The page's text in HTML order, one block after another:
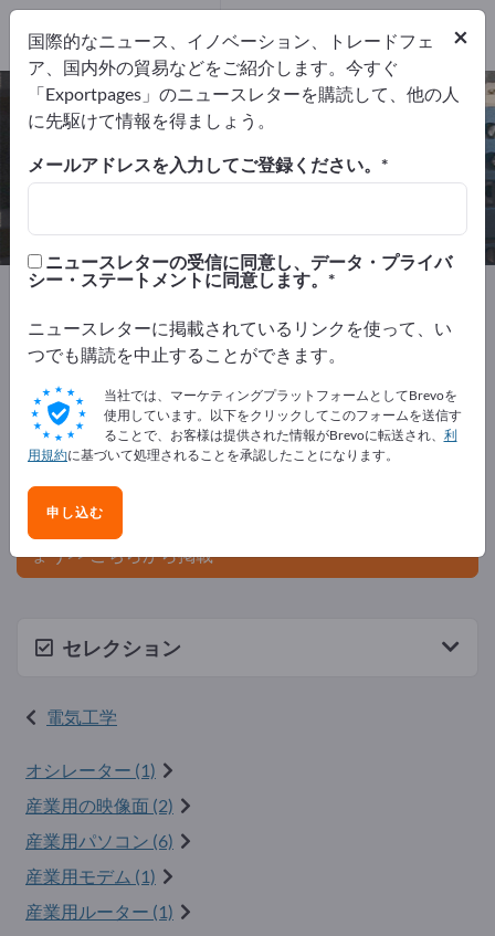
産業用電子工学 – メーカーとサプラ
イヤーを検索
メーカー9
代理店
Exportpages 電気工学 産業用電子工学
Exportpagesで無料で広告を掲載！
ニーズ – オファー – 中古品 – ビジネスコンタクト >> こ
こから始める
Exportpagesで貴社と製品を掲載し
ましょう。
今すぐサプライヤーとして登録し、認知度を高めまし
ょう>> こちらから掲載
セレクション
電気工学
オシレーター (1)
産業用の映像面 (2)
産業用パソコン (6)
産業用モデム (1)
産業用ルーター (1)
×
国際的なニュース、イノベーション、トレードフェ
ア、国内外の貿易などをご紹介します。今すぐ
「Exportpages」のニュースレターを購読して、他の人
に先駆けて情報を得ましょう。
メールアドレスを入力してご登録ください。
ニュースレターの受信に同意し、データ・プライバ
シー・ステートメントに同意します。
ニュースレターに掲載されているリンクを使って、い
つでも購読を中止することができます。
当社では、マーケティングプラットフォームとしてBrevoを
使用しています。以下をクリックしてこのフォームを送信す
ることで、お客様は提供された情報がBrevoに転送され、 利
用規約に基づいて処理されることを承認したことになります。
申し込む